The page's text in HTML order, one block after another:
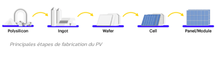
Principales étapes de fabrication du PV